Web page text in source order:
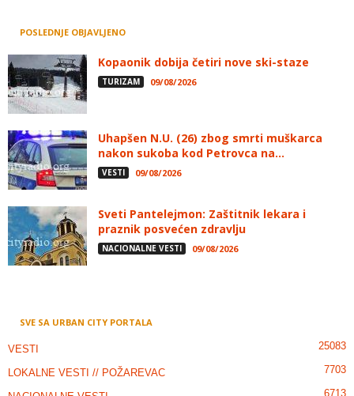
POSLEDNJE OBJAVLJENO
Kopaonik dobija četiri nove ski-staze
TURIZAM 09/08/2026
Uhapšen N.U. (26) zbog smrti muškarca
nakon sukoba kod Petrovca na...
VESTI 09/08/2026
Sveti Pantelejmon: Zaštitnik lekara i
praznik posvećen zdravlju
NACIONALNE VESTI 09/08/2026
SVE SA URBAN CITY PORTALA
VESTI 25083
LOKALNE VESTI // POŽAREVAC 7703
6713